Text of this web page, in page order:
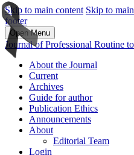
Skip to main content Skip to
footer
Open Menu
Journal of Professional Routine
About the Journal
Current
Archives
Guide for author
Publication Ethics
Announcements
About
Editorial Team
Login